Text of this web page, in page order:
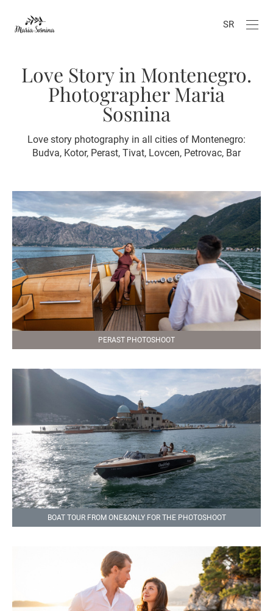
SR
Love Story in Montenegro.
Photographer Maria
Sosnina
Love story photography in all cities of Montenegro:
Budva, Kotor, Perast, Tivat, Lovcen, Petrovac, Bar
PERAST PHOTOSHOOT
BOAT TOUR FROM ONE&ONLY FOR THE PHOTOSHOOT